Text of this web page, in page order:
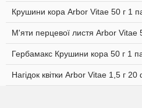
Крушини кора Arbor Vitae 50 г 1
М'яти перцевої листя Arbor Vitae
Гербамакс Крушини кора 50 г 1
Нагідок квітки Arbor Vitae 1,5 г 20